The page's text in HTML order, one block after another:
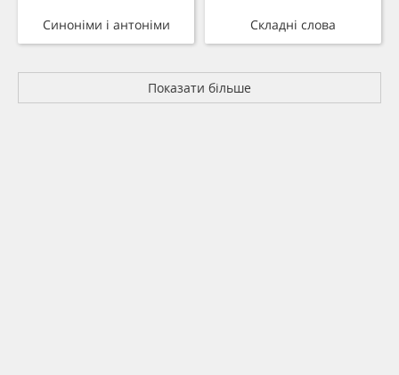
Синоніми і антоніми Складні слова
Показати більше